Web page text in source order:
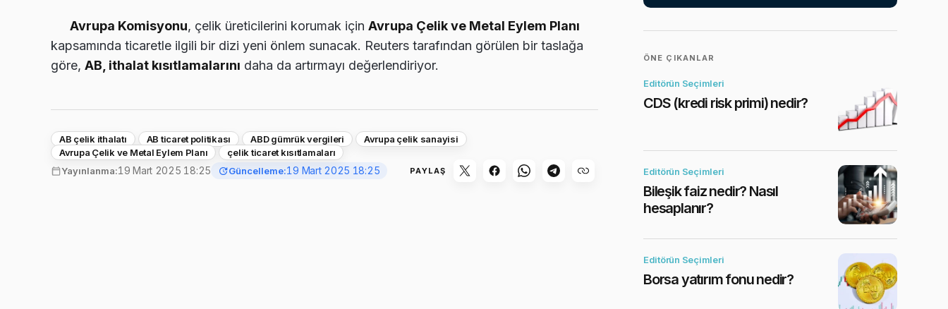
Avrupa Komisyonu, çelik üreticilerini korumak için Avrupa Çelik ve Metal Eylem Planı
kapsamında ticaretle ilgili bir dizi yeni önlem sunacak. Reuters tarafından görülen bir taslağa
göre, AB, ithalat kısıtlamalarını daha da artırmayı değerlendiriyor.
AB çelik ithalatı AB ticaret politikası ABD gümrük vergileri
Avrupa çelik sanayisi
Avrupa Çelik ve Metal Eylem Planı
çelik ticaret kısıtlamaları
Yayınlanma:19 Mart 2025 18:25 Güncelleme:19 Mart 2025 18:25 PAYLAŞ
ÖNE ÇIKANLAR
Editörün Seçimleri
CDS (kredi risk primi) nedir?
Editörün Seçimleri
Bileşik faiz nedir? Nasıl
hesaplanır?
Editörün Seçimleri
Borsa yatırım fonu nedir?